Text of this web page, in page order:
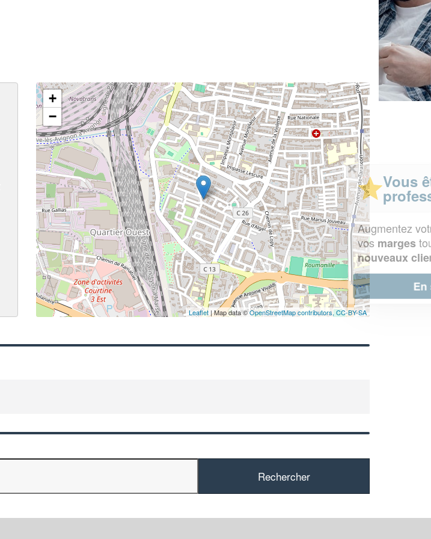
+
−
Leaflet | Map data ©OpenStreetMap contributors,CC-BY-SA
✕
Vous êtes un
professionnel ?
Augmentez votrechiffre d'affaireset
vos margestout en gagnant de
nouveaux clients!
En savoir plus